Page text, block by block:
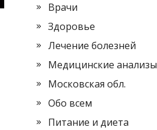
Врачи
Здоровье
Лечение болезней
Медицинские анализы
Московская обл.
Обо всем
Питание и диета